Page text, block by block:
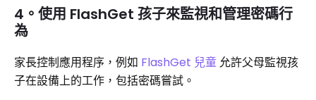
4。使用 FlashGet 孩子來監視和管理密碼行
為
家長控制應用程序，例如 FlashGet 兒童允許父母監視孩
子在設備上的工作，包括密碼嘗試。